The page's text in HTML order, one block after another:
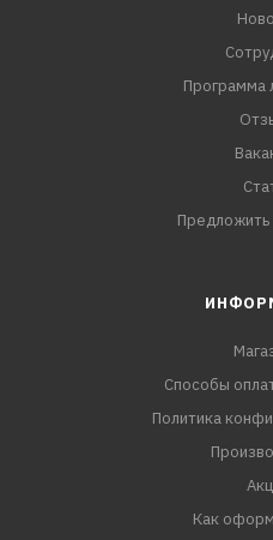
Программа
Способы
Политика
Как